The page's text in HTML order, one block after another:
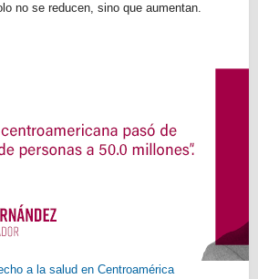
no se reducen, sino que aumentan.
a la salud en Centroamérica